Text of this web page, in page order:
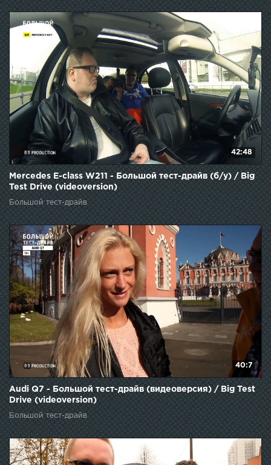
42:48
Mercedes E-class W211 - Большой тест-драйв (б/у) / Big
Test Drive (videoversion)
Большой тест-драйв
40:7
Audi Q7 - Большой тест-драйв (видеоверсия) / Big Test
Drive (videoversion)
Большой тест-драйв